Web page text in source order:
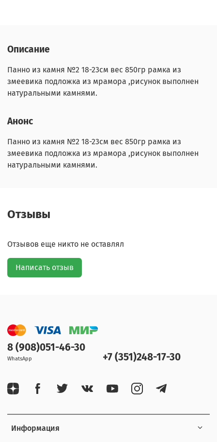
Описание
Панно из камня №2 18-23см вес 850гр рамка из
змеевика подложка из мрамора ,рисунок выполнен
натуральными камнями.
Анонс
Панно из камня №2 18-23см вес 850гр рамка из
змеевика подложка из мрамора ,рисунок выполнен
натуральными камнями.
Отзывы
Отзывов еще никто не оставлял
Написать отзыв
Информация
8 (908)051-46-30
WhatsApp +7 (351)248-17-30